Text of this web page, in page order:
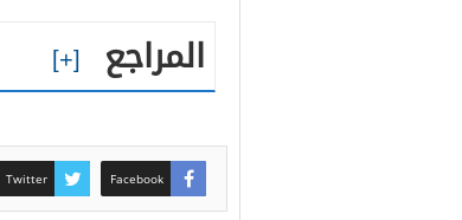
المراجع
Facebook
Twitter